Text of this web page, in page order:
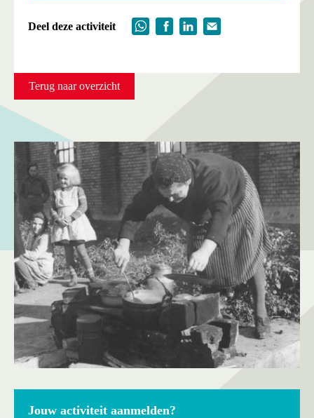
Deel deze activiteit
Terug naar overzicht
Jouw activiteit aanmelden?